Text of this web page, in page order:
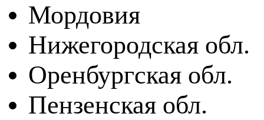
Мордовия
Нижегородская обл.
Оренбургская обл.
Пензенская обл.